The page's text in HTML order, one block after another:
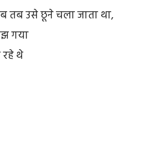
तब उसे छूने चला जाता था,
गया
थे